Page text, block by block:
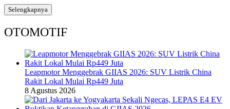
Selengkapnya
OTOMOTIF
Leapmotor Menggebrak GIIAS 2026: SUV Listrik China
Rakit Lokal Mulai Rp449 Juta
8 Agustus 2026